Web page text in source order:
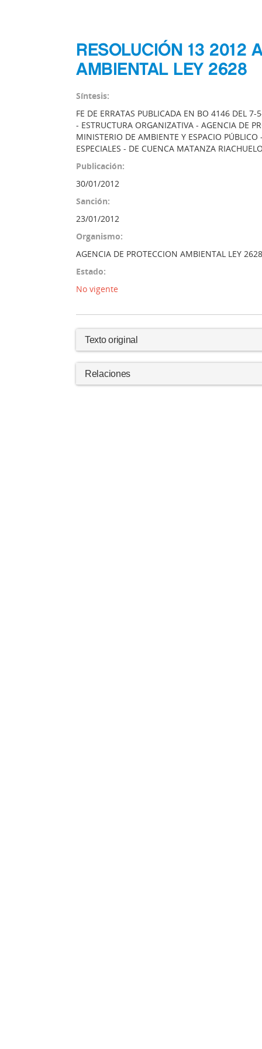
RESOLUCIÓN 13 2012
AMBIENTAL LEY 2628
Síntesis:
FE DE ERRATAS PUBLICADA EN BO 4146 DEL
- ESTRUCTURA ORGANIZATIVA - AGENCIA DE
MINISTERIO DE AMBIENTE Y ESPACIO PÚBLICO
ESPECIALES - DE CUENCA MATANZA
Publicación:
30/01/2012
Sanción:
23/01/2012
Organismo:
AGENCIA DE PROTECCION AMBIENTAL LEY 2628
Estado:
No vigente
Texto original
Relaciones